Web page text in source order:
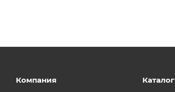
Компания Каталог